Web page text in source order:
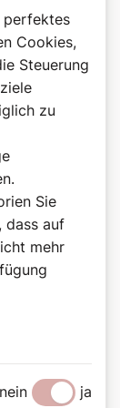
a la
perfektes
Cookies,
Steuerung
zu
Sie
dass auf
mehr
nein ja